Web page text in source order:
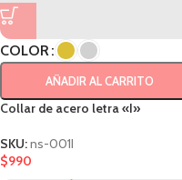
COLOR
AÑADIR AL CARRITO
Collar de acero letra «I»
SKU:ns-001I
$990